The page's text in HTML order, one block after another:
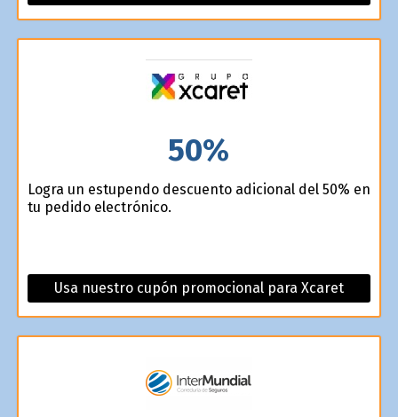
50%
Logra un estupendo descuento adicional del 50% en
tu pedido electrónico.
Usa nuestro cupón promocional para Xcaret